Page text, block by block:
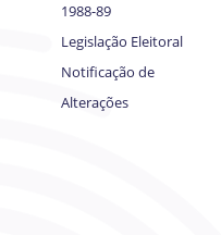
1988-89
Legislação Eleitoral
Notificação de
Alterações